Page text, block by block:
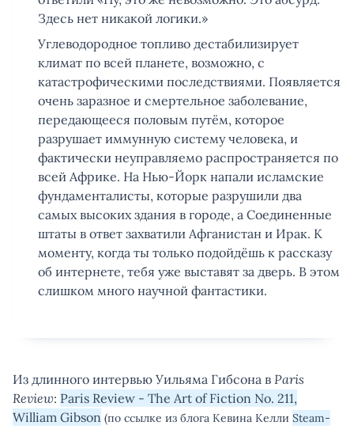
Здесь нет никакой логики.»
Углеводородное топливо дестабилизирует
климат по всей планете, возможно, с
катастрофическими последствиями. Появляется
очень заразное и смертельное заболевание,
передающееся половым путём, которое
разрушает иммунную систему человека, и
фактически неуправляемо распространяется по
всей Африке. На Нью-Йорк напали исламские
фундаменталисты, которые разрушили два
самых высоких здания в городе, а Соединенные
штаты в ответ захватили Афганистан и Ирак. К
моменту, когда ты только подойдёшь к рассказу
об интернете, тебя уже выставят за дверь. В этом
слишком много научной фантастики.
Из длинного интервью Уильяма Гибсона в Paris
Review: Paris Review - The Art of Fiction No. 211,
William Gibson (по ссылке из блога Кевина Келли Steam-